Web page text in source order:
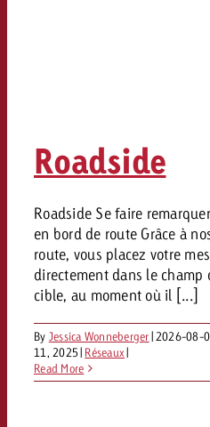
Roadside
Roadside Se faire
en bord de route Grâce à
route, vous placez votre
directement dans le champ
cible, au moment où il [...]
By Jessica Wonneberger| 2026-08-
11, 2025| Réseaux|
Read More